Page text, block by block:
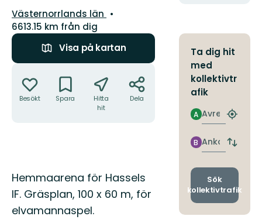
Län:
Västernorrlands län
6613.15 km från dig
Visa på kartan
Besökt Spara
Hitta
hit
Dela
Beskrivning
Hemmaarena för Hassels
IF. Gräsplan, 100 x 60 m, för
elvamannaspel.
Ta dig hit
med
kollektivtr
afik
Avresa
A
Hitta
Ankomst
B
Byt
och
Sök
kollektivtrafik